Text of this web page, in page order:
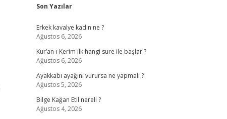
Sidebar
Son Yazılar
Erkek kavalye kadın ne ?
Ağustos 6, 2026
Kur’an-ı Kerim ilk hangi sure ile başlar ?
Ağustos 6, 2026
Ayakkabı ayağını vurursa ne yapmalı ?
Ağustos 5, 2026
Bilge Kağan Etil nereli ?
Ağustos 4, 2026
piabellacasino